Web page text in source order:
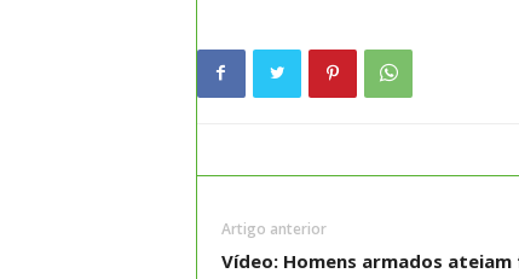
Artigo anterior
Vídeo: Homens armados